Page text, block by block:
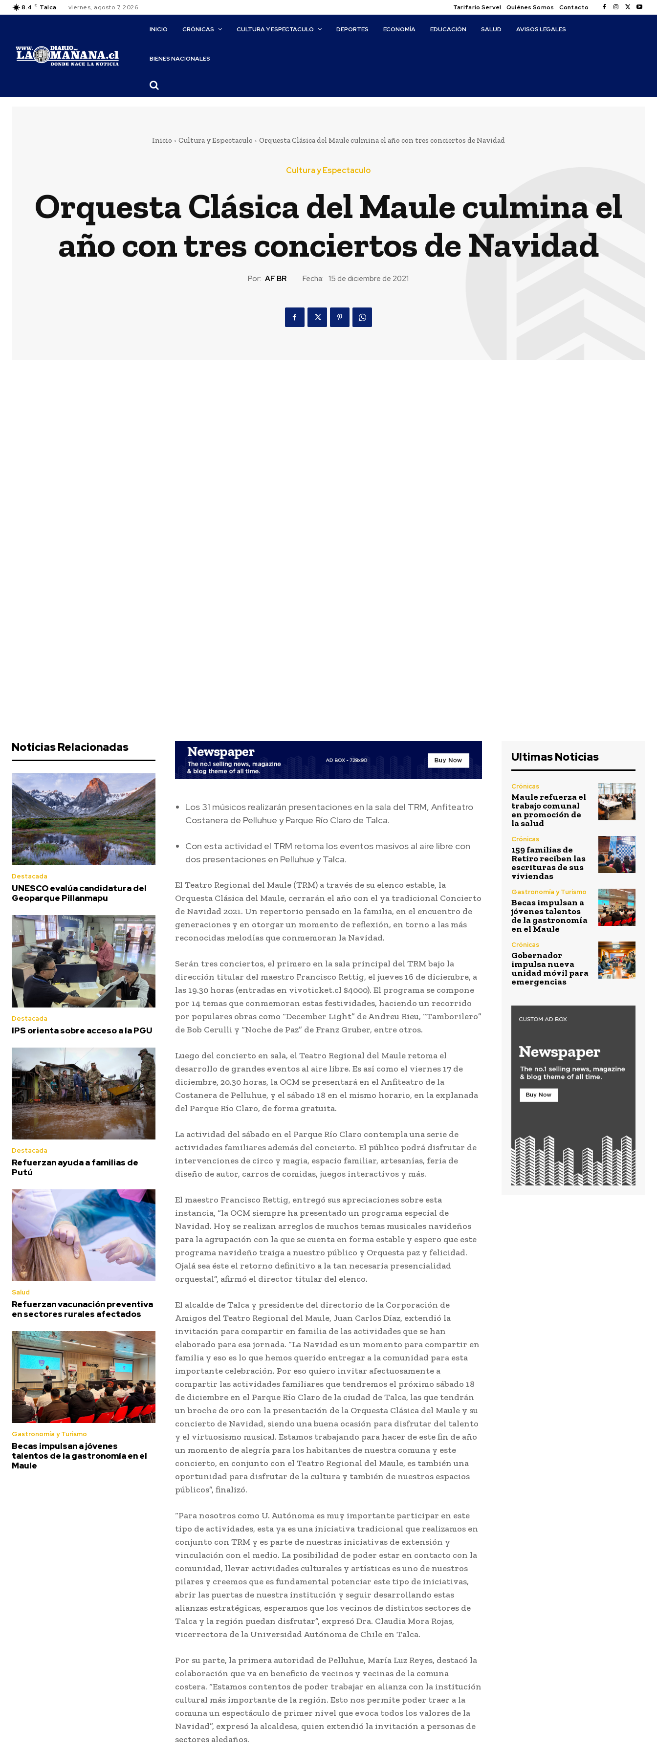
8.4 C Talca viernes, agosto 7, 2026 Tarifario Servel Quiénes Somos Contacto
INICIO CRÓNICAS CULTURA Y ESPECTACULO DEPORTES ECONOMÍA EDUCACIÓN SALUD AVISOS LEGALES
BIENES NACIONALES
Inicio Cultura y Espectaculo Orquesta Clásica del Maule culmina el año con tres conciertos de Navidad
Cultura y Espectaculo
Orquesta Clásica del Maule culmina el
año con tres conciertos de Navidad
Por: AF BR Fecha: 15 de diciembre de 2021
Noticias Relacionadas
Destacada
UNESCO evalúa candidatura del
Geoparque Pillanmapu
Destacada
IPS orienta sobre acceso a la PGU
Destacada
Refuerzan ayuda a familias de
Putú
Salud
Refuerzan vacunación preventiva
en sectores rurales afectados
Gastronomía y Turismo
Becas impulsan a jóvenes
talentos de la gastronomía en el
Maule
Los 31 músicos realizarán presentaciones en la sala del TRM, Anfiteatro
Costanera de Pelluhue y Parque Río Claro de Talca.
Con esta actividad el TRM retoma los eventos masivos al aire libre con
dos presentaciones en Pelluhue y Talca.
El Teatro Regional del Maule (TRM) a través de su elenco estable, la
Orquesta Clásica del Maule, cerrarán el año con el ya tradicional Concierto
de Navidad 2021. Un repertorio pensado en la familia, en el encuentro de
generaciones y en otorgar un momento de reflexión, en torno a las más
reconocidas melodías que conmemoran la Navidad.
Serán tres conciertos, el primero en la sala principal del TRM bajo la
dirección titular del maestro Francisco Rettig, el jueves 16 de diciembre, a
las 19.30 horas (entradas en vivoticket.cl $4000). El programa se compone
por 14 temas que conmemoran estas festividades, haciendo un recorrido
por populares obras como “December Light” de Andreu Rieu, “Tamborilero”
de Bob Cerulli y “Noche de Paz” de Franz Gruber, entre otros.
Luego del concierto en sala, el Teatro Regional del Maule retoma el
desarrollo de grandes eventos al aire libre. Es así como el viernes 17 de
diciembre, 20.30 horas, la OCM se presentará en el Anfiteatro de la
Costanera de Pelluhue, y el sábado 18 en el mismo horario, en la explanada
del Parque Río Claro, de forma gratuita.
La actividad del sábado en el Parque Río Claro contempla una serie de
actividades familiares además del concierto. El público podrá disfrutar de
intervenciones de circo y magia, espacio familiar, artesanías, feria de
diseño de autor, carros de comidas, juegos interactivos y más.
El maestro Francisco Rettig, entregó sus apreciaciones sobre esta
instancia, “la OCM siempre ha presentado un programa especial de
Navidad. Hoy se realizan arreglos de muchos temas musicales navideños
para la agrupación con la que se cuenta en forma estable y espero que este
programa navideño traiga a nuestro público y Orquesta paz y felicidad.
Ojalá sea éste el retorno definitivo a la tan necesaria presencialidad
orquestal”, afirmó el director titular del elenco.
El alcalde de Talca y presidente del directorio de la Corporación de
Amigos del Teatro Regional del Maule, Juan Carlos Díaz, extendió la
invitación para compartir en familia de las actividades que se han
elaborado para esa jornada. “La Navidad es un momento para compartir en
familia y eso es lo que hemos querido entregar a la comunidad para esta
importante celebración. Por eso quiero invitar afectuosamente a
compartir las actividades familiares que tendremos el próximo sábado 18
de diciembre en el Parque Río Claro de la ciudad de Talca, las que tendrán
un broche de oro con la presentación de la Orquesta Clásica del Maule y su
concierto de Navidad, siendo una buena ocasión para disfrutar del talento
y el virtuosismo musical. Estamos trabajando para hacer de este fin de año
un momento de alegría para los habitantes de nuestra comuna y este
concierto, en conjunto con el Teatro Regional del Maule, es también una
oportunidad para disfrutar de la cultura y también de nuestros espacios
públicos”, finalizó.
“Para nosotros como U. Autónoma es muy importante participar en este
tipo de actividades, esta ya es una iniciativa tradicional que realizamos en
conjunto con TRM y es parte de nuestras iniciativas de extensión y
vinculación con el medio. La posibilidad de poder estar en contacto con la
comunidad, llevar actividades culturales y artísticas es uno de nuestros
pilares y creemos que es fundamental potenciar este tipo de iniciativas,
abrir las puertas de nuestra institución y seguir desarrollando estas
alianzas estratégicas, esperamos que los vecinos de distintos sectores de
Talca y la región puedan disfrutar”, expresó Dra. Claudia Mora Rojas,
vicerrectora de la Universidad Autónoma de Chile en Talca.
Por su parte, la primera autoridad de Pelluhue, María Luz Reyes, destacó la
colaboración que va en beneficio de vecinos y vecinas de la comuna
costera. “Estamos contentos de poder trabajar en alianza con la institución
cultural más importante de la región. Esto nos permite poder traer a la
comuna un espectáculo de primer nivel que evoca todos los valores de la
Navidad”, expresó la alcaldesa, quien extendió la invitación a personas de
sectores aledaños.
Ultimas Noticias
Crónicas
Maule refuerza el
trabajo comunal
en promoción de
la salud
Crónicas
159 familias de
Retiro reciben las
escrituras de sus
viviendas
Gastronomía y Turismo
Becas impulsan a
jóvenes talentos
de la gastronomía
en el Maule
Crónicas
Gobernador
impulsa nueva
unidad móvil para
emergencias